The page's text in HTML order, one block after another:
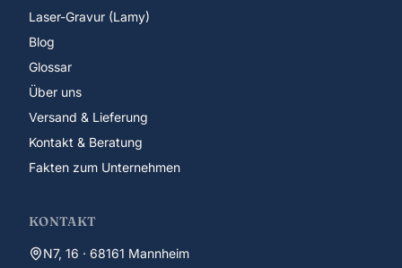
Laser-Gravur (Lamy)
Blog
Glossar
Über uns
Versand & Lieferung
Kontakt & Beratung
Fakten zum Unternehmen
KONTAKT
N7, 16 · 68161 Mannheim